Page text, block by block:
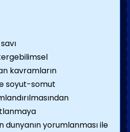
kavramların
soyut-somut
dunyanın yorumlanması ile